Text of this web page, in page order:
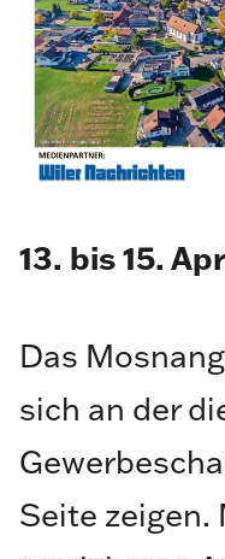
13. bis 15.
Das
sich an der
Seite zeigen.